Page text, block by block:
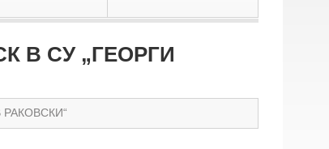
В СУ „ГЕОРГИ